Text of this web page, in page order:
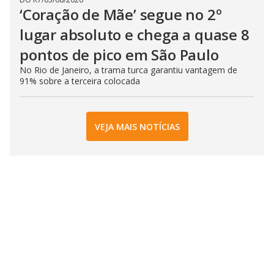
‘Coração de Mãe’ segue no 2º
lugar absoluto e chega a quase 8
pontos de pico em São Paulo
No Rio de Janeiro, a trama turca garantiu vantagem de
91% sobre a terceira colocada
VEJA MAIS NOTÍCIAS